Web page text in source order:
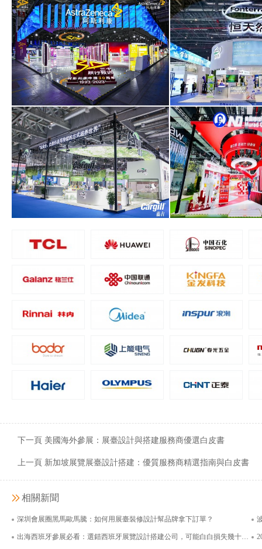
阿斯利康醫藥（上海）有限公司 恒天然商貿（上
嘉吉投資（中國）有限公司 上海諾鼎生物科
下一頁 美國海外參展：展臺設計與搭建服務商優選白皮書
上一頁 新加坡展覽展臺設計搭建：優質服務商精選指南與白皮書
相關新聞
深圳會展圈黑馬歐馬騰：如何用展臺裝修設計幫品牌拿下訂單？
出海西班牙參展必看：選錯西班牙展覽設計搭建公司，可能白白損失幾十萬還拿不到歐盟入場券